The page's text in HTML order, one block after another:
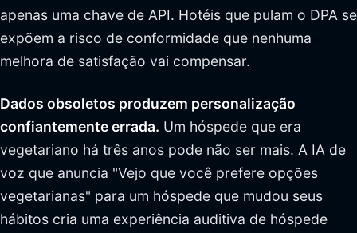
apenas uma chave de API. Hotéis que pulam o DPA se
expõem a risco de conformidade que nenhuma
melhora de satisfação vai compensar.
Dados obsoletos produzem personalização
confiantemente errada. Um hóspede que era
vegetariano há três anos pode não ser mais. A IA de
voz que anuncia "Vejo que você prefere opções
vegetarianas" para um hóspede que mudou seus
hábitos cria uma experiência auditiva de hóspede